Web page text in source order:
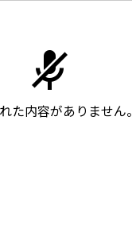
た内容がありません。